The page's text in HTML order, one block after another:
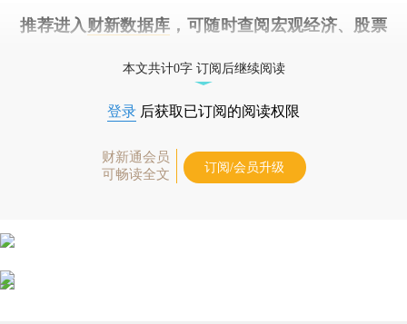
推荐进入 财新数据库 ，可随时查阅宏观经济、股票
本文共计0字 订阅后继续阅读
登录 后获取已订阅的阅读权限
财新通会员
可畅读全文
订阅/会员升级